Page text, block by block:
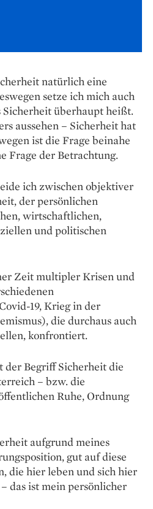
natürlich eine
setze ich mich auch
Sicherheit überhaupt heißt.
aussehen – Sicherheit hat
ist die Frage beinahe
Frage der Betrachtung.
ich zwischen objektiver
der per­sönlichen
wirt­schaftlichen,
und politischen
Zeit multipler Krisen und
19, Krieg in der
die durchaus auch
konfrontiert.
der Begriff ­Sicherheit die
– bzw. die
Ruhe, Ordnung
aufgrund meines
gut auf diese
die hier leben und sich hier
das ist mein persönlicher